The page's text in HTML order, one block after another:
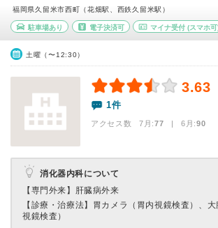
福岡県久留米市西町（花畑駅、西鉄久留米駅）
駐車場あり 電子決済可 マイナ受付 (スマホ可
土曜（〜12:30）
3.63
1件
アクセス数 7月:77 | 6月:90
消化器内科について
【専門外来】 肝臓病外来
【診療・治療法】 胃カメラ（胃内視鏡検査）、
視鏡検査）